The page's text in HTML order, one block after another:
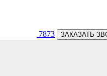
7873 ЗАКАЗАТЬ